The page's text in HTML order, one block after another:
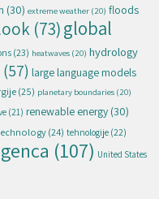
(30) extreme weather (20) floods
(73)global
(23) heatwaves (20) hydrology
(57) large language models
(25) planetary boundaries (20)
(21) renewable energy (30)
(24) tehnologije (22)
(107) United States